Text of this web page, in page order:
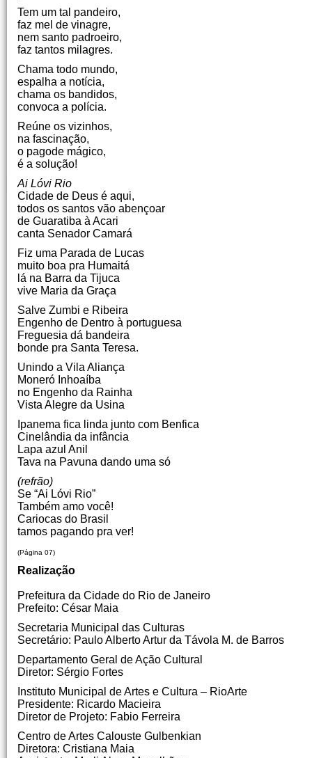
Tem um tal pandeiro,
faz mel de vinagre,
nem santo padroeiro,
faz tantos milagres.
Chama todo mundo,
espalha a notícia,
chama os bandidos,
convoca a polícia.
Reúne os vizinhos,
na fascinação,
o pagode mágico,
é a solução!
Ai Lóvi Rio
Cidade de Deus é aqui,
todos os santos vão abençoar
de Guaratiba à Acari
canta Senador Camará
Fiz uma Parada de Lucas
muito boa pra Humaitá
lá na Barra da Tijuca
vive Maria da Graça
Salve Zumbi e Ribeira
Engenho de Dentro à portuguesa
Freguesia dá bandeira
bonde pra Santa Teresa.
Unindo a Vila Aliança
Moneró Inhoaíba
no Engenho da Rainha
Vista Alegre da Usina
Ipanema fica linda junto com Benfica
Cinelândia da infância
Lapa azul Anil
Tava na Pavuna dando uma só
(refrão)
Se “Ai Lóvi Rio”
Também amo você!
Cariocas do Brasil
tamos pagando pra ver!
(Página 07)
Realização
Prefeitura da Cidade do Rio de Janeiro
Prefeito: César Maia
Secretaria Municipal das Culturas
Secretário: Paulo Alberto Artur da Távola M. de Barros
Departamento Geral de Ação Cultural
Diretor: Sérgio Fortes
Instituto Municipal de Artes e Cultura – RioArte
Presidente: Ricardo Macieira
Diretor de Projeto: Fabio Ferreira
Centro de Artes Calouste Gulbenkian
Diretora: Cristiana Maia